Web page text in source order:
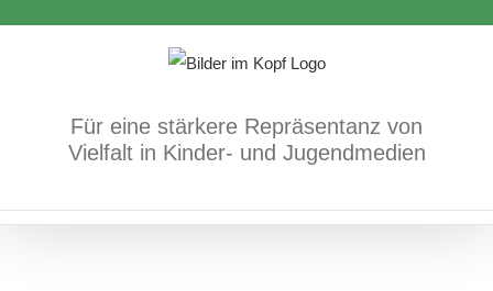
Für eine stärkere Repräsentanz von
Vielfalt in Kinder- und Jugendmedien